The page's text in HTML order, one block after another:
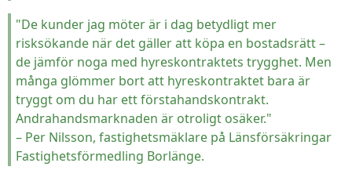
"De kunder jag möter är i dag betydligt mer
risksökande när det gäller att köpa en bostadsrätt –
de jämför noga med hyreskontraktets trygghet. Men
många glömmer bort att hyreskontraktet bara är
tryggt om du har ett förstahandskontrakt.
Andrahandsmarknaden är otroligt osäker."
– Per Nilsson, fastighetsmäklare på Länsförsäkringar
Fastighetsförmedling Borlänge.